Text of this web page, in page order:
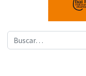
Buscar